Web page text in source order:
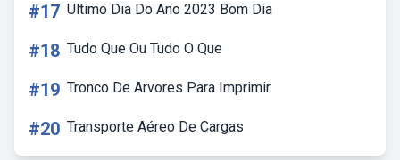
#17 Ultimo Dia Do Ano 2023 Bom Dia
#18 Tudo Que Ou Tudo O Que
#19 Tronco De Arvores Para Imprimir
#20 Transporte Aéreo De Cargas